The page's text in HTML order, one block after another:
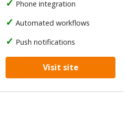
Phone integration
Automated workflows
Push notifications
Visit site